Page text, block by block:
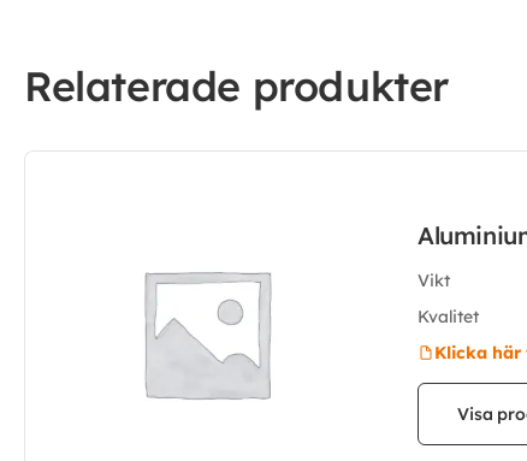
Relaterade produkter
Vikt
Kvalitet
Klicka
Visa